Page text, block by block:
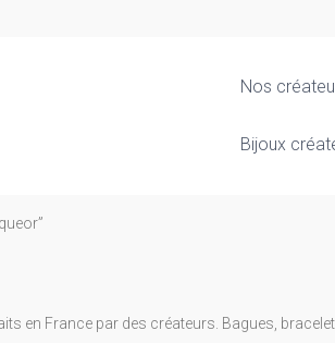
Nos
Bijoux
en France par des créateurs. Bagues,